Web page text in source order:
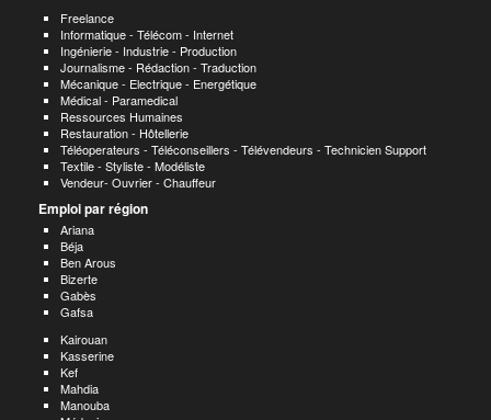
Freelance
Informatique - Télécom - Internet
Ingénierie - Industrie - Production
Journalisme - Rédaction - Traduction
Mécanique - Electrique - Energétique
Médical - Paramedical
Ressources Humaines
Restauration - Hôtellerie
Téléoperateurs - Téléconseillers - Télévendeurs - Technicien Support
Textile - Styliste - Modéliste
Vendeur- Ouvrier - Chauffeur
Emploi par région
Ariana
Béja
Ben Arous
Bizerte
Gabès
Gafsa
Kairouan
Kasserine
Kef
Mahdia
Manouba